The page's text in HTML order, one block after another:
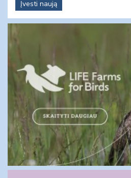
Įvesti naują